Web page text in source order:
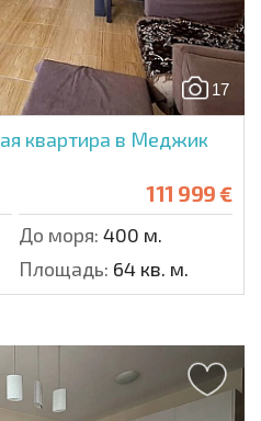
17
квартира в Меджик
111 999 €
До моря: 400 м.
Площадь: 64 кв. м.